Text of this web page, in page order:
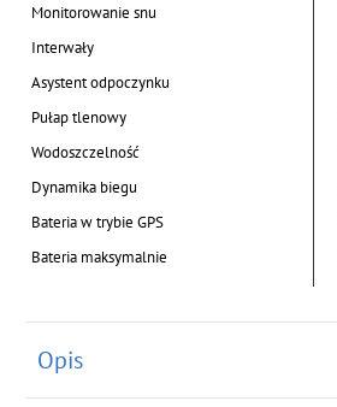
Monitorowanie snu
Interwały
Asystent odpoczynku
Pułap tlenowy
Wodoszczelność
Dynamika biegu
Bateria w trybie GPS
Bateria maksymalnie
Opis